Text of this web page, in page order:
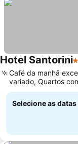
Hotel Santorini
Café da manhã
variado, Quartos
para o mar
Selecione as